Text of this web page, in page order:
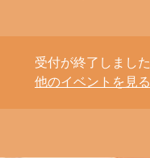
受付が終了しました
他のイベントを見る